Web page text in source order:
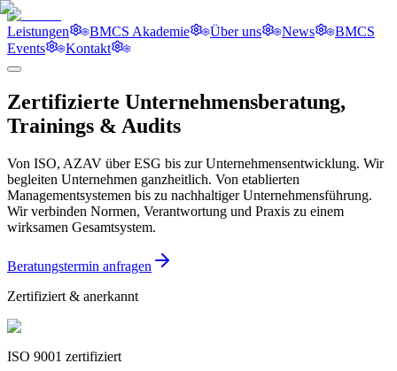
Leistungen BMCS Akademie Über uns News
BMCS
Events
Kontakt
Zertifizierte Unternehmensberatung,
Trainings & Audits
Von ISO, AZAV über ESG bis zur Unternehmensentwicklung. Wir
begleiten Unternehmen ganzheitlich. Von etablierten
Managementsystemen bis zu nachhaltiger Unternehmensführung.
Wir verbinden Normen, Verantwortung und Praxis zu einem
wirksamen Gesamtsystem.
Beratungstermin anfragen
Zertifiziert & anerkannt
ISO 9001 zertifiziert